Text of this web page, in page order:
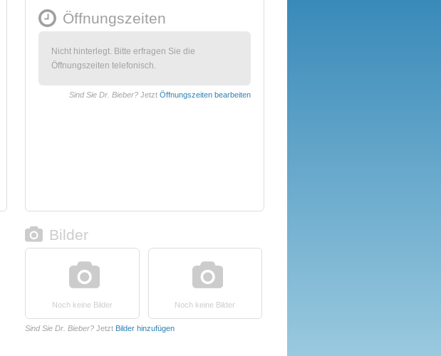
Öffnungszeiten
Nicht hinterlegt. Bitte erfragen Sie die
Öffnungszeiten telefonisch.
Sind Sie Dr. Bieber? Jetzt Öffnungszeiten bearbeiten
Bilder
Noch keine Bilder Noch keine Bilder
Sind Sie Dr. Bieber? Jetzt Bilder hinzufügen